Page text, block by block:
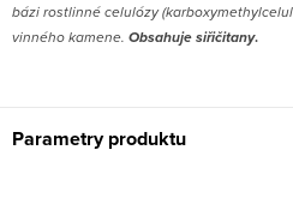
bázi rostlinné celulózy
vinného kamene. Obsahuje siřičitany.
Parametry produktu